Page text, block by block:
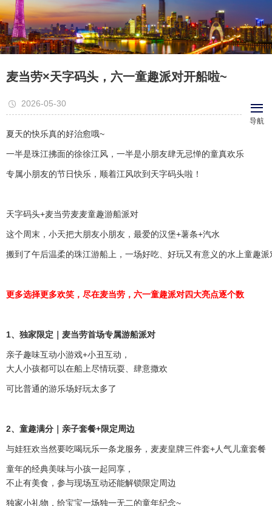
导航
麦当劳×天字码头，六一童趣派对开船啦~
2026-05-30
夏天的快乐真的好治愈哦~
一半是珠江拂面的徐徐江风，一半是小朋友肆无忌惮的童真欢乐
专属小朋友的节日快乐，顺着江风吹到天字码头啦！
天字码头+麦当劳麦麦童趣游船派对
这个周末，小天把大朋友小朋友，最爱的汉堡+薯条+汽水
搬到了午后温柔的珠江游船上，一场好吃、好玩又有意义的水上童趣
更多选择更多欢笑，尽在麦当劳，六一童趣派对四大亮点逐个数
1、独家限定｜麦当劳首场专属游船派对
亲子趣味互动小游戏+小丑互动，
大人小孩都可以在船上尽情玩耍、肆意撒欢
可比普通的游乐场好玩太多了
2、童趣满分｜亲子套餐+限定周边
与娃狂欢当然要吃喝玩乐一条龙服务， 麦麦皇牌三件套+人气儿童套餐
童年的经典美味与小孩一起同享，
不止有美食，参与现场互动还能解锁限定周边
独家小礼物，给宝宝一场独一无二的童年纪念~